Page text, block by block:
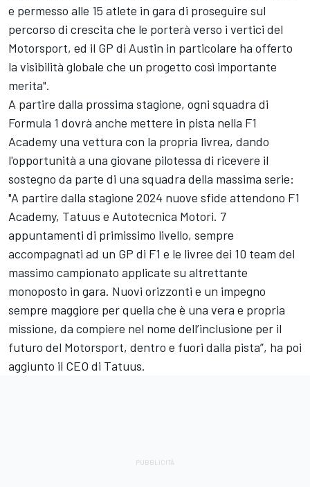
e permesso alle 15 atlete in gara di proseguire sul
percorso di crescita che le porterà verso i vertici del
Motorsport, ed il GP di Austin in particolare ha offerto
la visibilità globale che un progetto così importante
merita".
A partire dalla prossima stagione, ogni squadra di
Formula 1 dovrà anche mettere in pista nella F1
Academy una vettura con la propria livrea, dando
l'opportunità a una giovane pilotessa di ricevere il
sostegno da parte di una squadra della massima serie:
"A partire dalla stagione 2024 nuove sfide attendono F1
Academy, Tatuus e Autotecnica Motori. 7
appuntamenti di primissimo livello, sempre
accompagnati ad un GP di F1 e le livree dei 10 team del
massimo campionato applicate su altrettante
monoposto in gara. Nuovi orizzonti e un impegno
sempre maggiore per quella che è una vera e propria
missione, da compiere nel nome dell’inclusione per il
futuro del Motorsport, dentro e fuori dalla pista”, ha poi
aggiunto il CEO di Tatuus.